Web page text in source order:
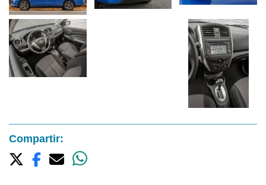
Compartir: